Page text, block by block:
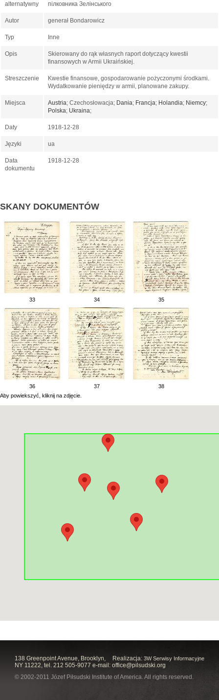
alternatywny
пілковника Зелінського
Autor generał Bondarowicz
Typ Inne
Opis
Skierowany do rąk własnych raport dotyczący kwestii
finansowych w Armii Ukraińskiej.
Streszczenie
Kwestie finansowe, gospodarowanie pożyczonymi środkami.
Wydatkowanie pieniędzy w armii, planowane zakupy.
Miejsca Austria; Czechosłowacja; Dania; Francja; Holandia; Niemcy;
Polska; Ukraina;
Daty 1918-12-28
Języki ua
Data
dokumentu
1918-12-28
SKANY DOKUMENTÓW
33 34 35
36 37
38
Aby powiekszyć, kliknij na zdjęcie.
Realizacja: 3W Serwisy Informacyjne
138 Greenpoint Avenue, Brooklyn,
NY 11222, tel. 212 505-9077 e-mail: office@pilsudski.org
© 2002-2011 Józef Piłsudski Institute of America. All rights reserved.